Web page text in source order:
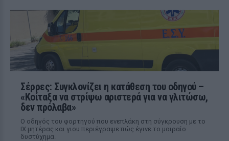
Σέρρες: Συγκλονίζει η κατάθεση του οδηγού –
«Κοίταξα να στρίψω αριστερά για να γλιτώσω,
δεν πρόλαβα»
Ο οδηγός του φορτηγού που ενεπλάκη στη σύγκρουση με το
ΙΧ μητέρας και γιου περιέγραψε πώς έγινε το μοιραίο
δυστύχημα.